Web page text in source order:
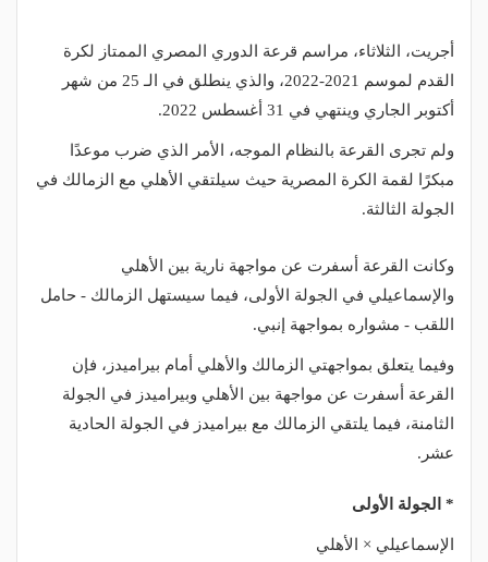
أجريت، الثلاثاء، مراسم قرعة الدوري المصري الممتاز لكرة
القدم لموسم 2021-2022، والذي ينطلق في الـ 25 من شهر
أكتوبر الجاري وينتهي في 31 أغسطس 2022.
ولم تجرى القرعة بالنظام الموجه، الأمر الذي ضرب موعدًا
مبكرًا لقمة الكرة المصرية حيث سيلتقي الأهلي مع الزمالك في
الجولة الثالثة.
وكانت القرعة أسفرت عن مواجهة نارية بين الأهلي
والإسماعيلي في الجولة الأولى، فيما سيستهل الزمالك - حامل
اللقب - مشواره بمواجهة إنبي.
وفيما يتعلق بمواجهتي الزمالك والأهلي أمام بيراميدز، فإن
القرعة أسفرت عن مواجهة بين الأهلي وبيراميدز في الجولة
الثامنة، فيما يلتقي الزمالك مع بيراميدز في الجولة الحادية
عشر.
* الجولة الأولى
الإسماعيلي × الأهلي